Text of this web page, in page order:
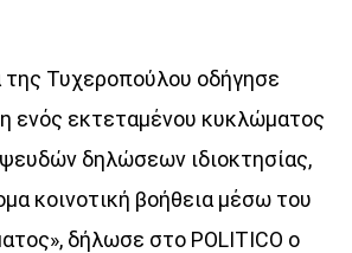
της Τυχεροπούλου οδήγησε
ενός εκτεταµένου κυκλώµατος
δηλώσεων ιδιοκτησίας,
κοινοτική βοήθεια µέσω του
δήλωσε στο POLITICO ο